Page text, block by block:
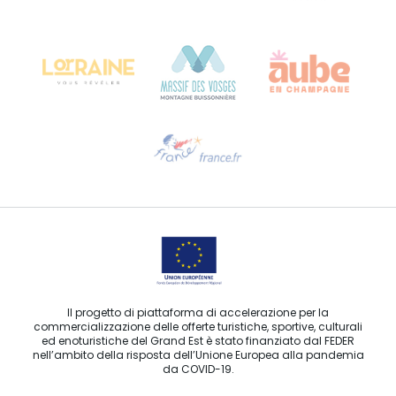
Contattaci per e-mail
Il progetto di piattaforma di accelerazione per la
commercializzazione delle offerte turistiche, sportive, culturali
ed enoturistiche del Grand Est è stato finanziato dal FEDER
nell’ambito della risposta dell’Unione Europea alla pandemia
da COVID-19.